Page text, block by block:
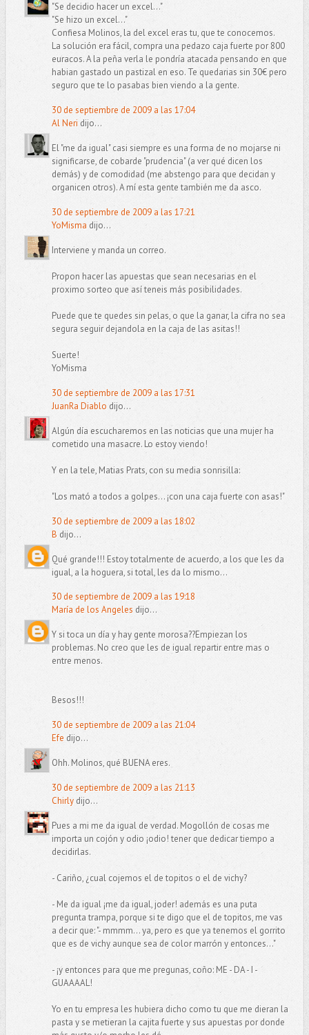
"Se decidio hacer un excel..."
"Se hizo un excel..."
Confiesa Molinos, la del excel eras tu, que te conocemos.
La solución era fácil, compra una pedazo caja fuerte por 800
euracos. A la peña verla le pondría atacada pensando en que
habian gastado un pastizal en eso. Te quedarias sin 30€ pero
seguro que te lo pasabas bien viendo a la gente.
30 de septiembre de 2009 a las 17:04
Al Neri dijo...
El "me da igual" casi siempre es una forma de no mojarse ni
significarse, de cobarde "prudencia" (a ver qué dicen los
demás) y de comodidad (me abstengo para que decidan y
organicen otros). A mí esta gente también me da asco.
30 de septiembre de 2009 a las 17:21
YoMisma dijo...
Interviene y manda un correo.
Propon hacer las apuestas que sean necesarias en el
proximo sorteo que así teneis más posibilidades.
Puede que te quedes sin pelas, o que la ganar, la cifra no sea
segura seguir dejandola en la caja de las asitas!!
Suerte!
YoMisma
30 de septiembre de 2009 a las 17:31
JuanRa Diablo dijo...
Algún día escucharemos en las noticias que una mujer ha
cometido una masacre. Lo estoy viendo!
Y en la tele, Matias Prats, con su media sonrisilla:
"Los mató a todos a golpes... ¡con una caja fuerte con asas!"
30 de septiembre de 2009 a las 18:02
B dijo...
Qué grande!!! Estoy totalmente de acuerdo, a los que les da
igual, a la hoguera, si total, les da lo mismo...
30 de septiembre de 2009 a las 19:18
María de los Angeles dijo...
Y si toca un día y hay gente morosa??Empiezan los
problemas. No creo que les de igual repartir entre mas o
entre menos.
Besos!!!
30 de septiembre de 2009 a las 21:04
Efe dijo...
Ohh. Molinos, qué BUENA eres.
30 de septiembre de 2009 a las 21:13
Chirlydijo...
Pues a mi me da igual de verdad. Mogollón de cosas me
importa un cojón y odio ¡odio! tener que dedicar tiempo a
decidirlas.
- Cariño, ¿cual cojemos el de topitos o el de vichy?
- Me da igual ¡me da igual, joder! además es una puta
pregunta trampa, porque si te digo que el de topitos, me vas
a decir que: "- mmmm... ya, pero es que ya tenemos el gorrito
que es de vichy aunque sea de color marrón y entonces..."
- ¡y entonces para que me pregunas, coño: ME - DA - I -
GUAAAAL!
Yo en tu empresa les hubiera dicho como tu que me dieran la
pasta y se metieran la cajita fuerte y sus apuestas por donde